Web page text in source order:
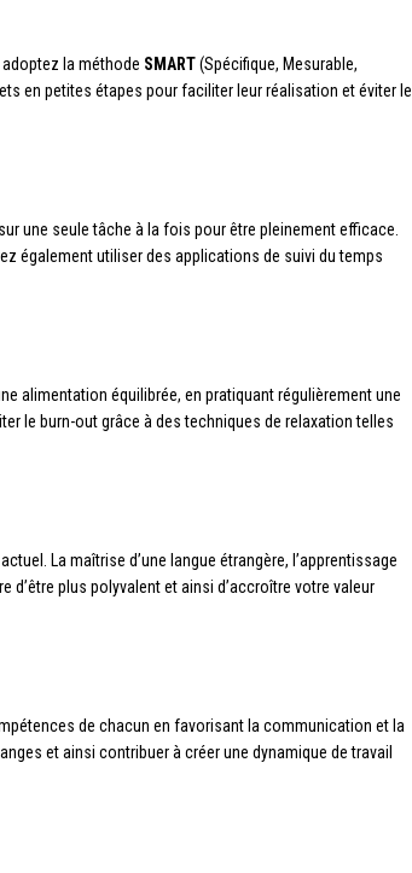
la méthode SMART(Spécifique, Mesurable,
en petites étapes pour faciliter leur réalisation et éviter le
une seule tâche à la fois pour être pleinement efficace.
également utiliser des applications de suivi du temps
alimentation équilibrée, en pratiquant régulièrement une
le burn-out grâce à des techniques de relaxation telles
La maîtrise d’une langue étrangère, l’apprentissage
plus polyvalent et ainsi d’accroître votre valeur
de chacun en favorisant la communication et la
et ainsi contribuer à créer une dynamique de travail